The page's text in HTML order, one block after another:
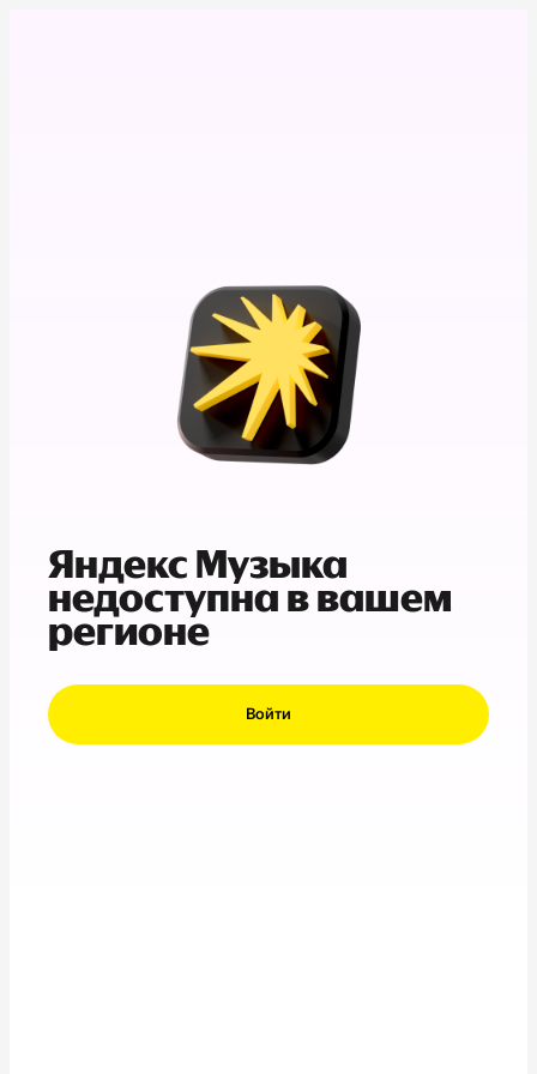
Яндекс Музыка
недоступна в вашем
регионе
Войти